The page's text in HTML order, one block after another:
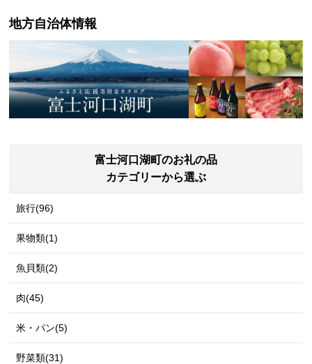
地方自治体情報
富士河口湖町のお礼の品
カテゴリーから選ぶ
旅行(96)
果物類(1)
魚貝類(2)
肉(45)
米・パン(5)
野菜類(31)